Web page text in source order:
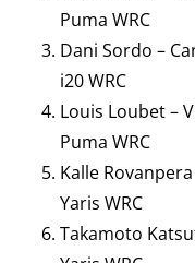
Puma WRC
Dani Sordo
i20 WRC
Louis
Puma WRC
Kalle
Yaris WRC
Takamoto